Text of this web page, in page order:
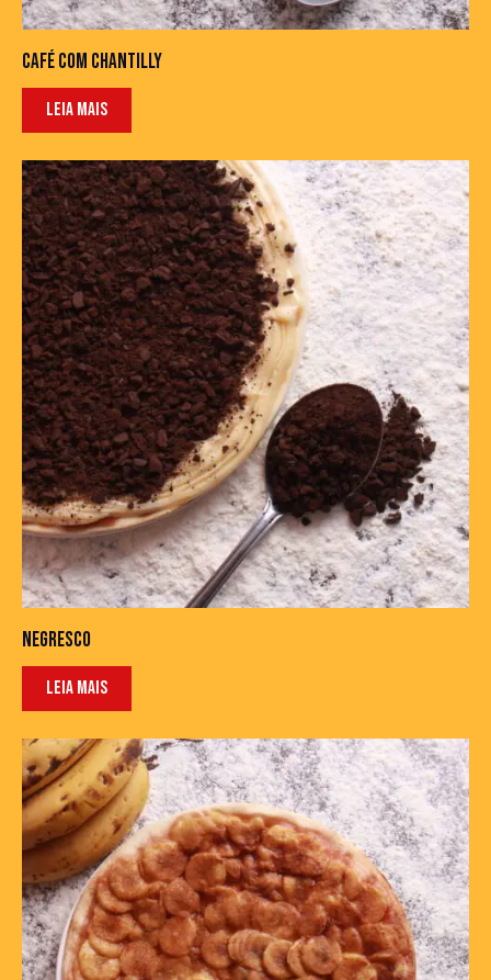
CAFÉ COM CHANTILLY
LEIA MAIS
NEGRESCO
LEIA MAIS